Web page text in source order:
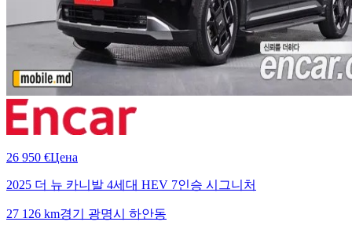
26 950 €Цена
2025 더 뉴 카니발 4세대 HEV 7인승 시그니처
27 126 km경기 광명시 하안동